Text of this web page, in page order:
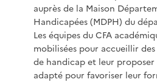
auprès de la Maison
Handicapées (MDPH) du
Les équipes du CFA
mobilisées pour accueillir
de handicap et leur
adapté pour favoriser leur